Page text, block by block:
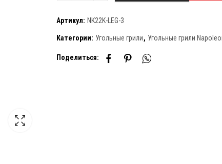
Артикул: NK22K-LEG-3
Категории: Угольные грили, Угольные грили
Поделиться: